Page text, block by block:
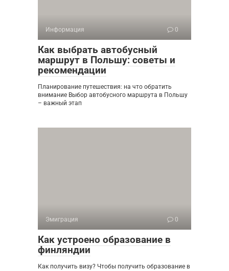
Информация 0
Как выбрать автобусный
маршрут в Польшу: советы и
рекомендации
Планирование путешествия: на что обратить
внимание Выбор автобусного маршрута в Польшу
– важный этап
Эмиграция 0
Как устроено образование в
финляндии
Как получить визу? Чтобы получить образование в